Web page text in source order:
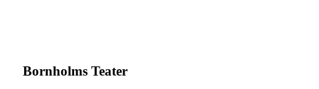
Bornholms Teater